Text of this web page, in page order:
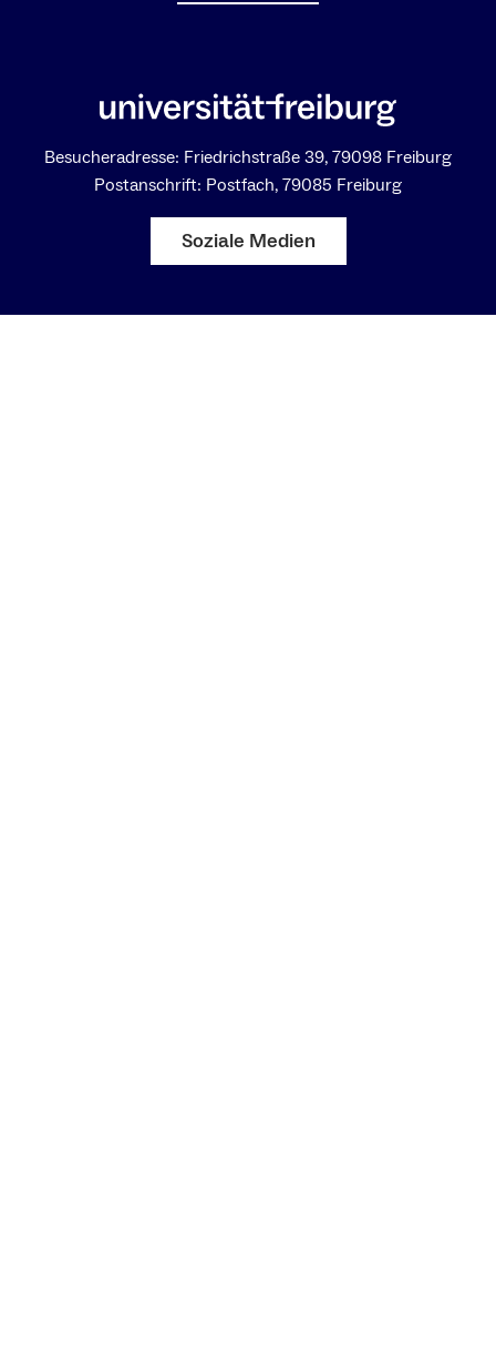
Besucheradresse: Friedrichstraße 39, 79098 Freiburg
Postanschrift: Postfach, 79085 Freiburg
Soziale Medien